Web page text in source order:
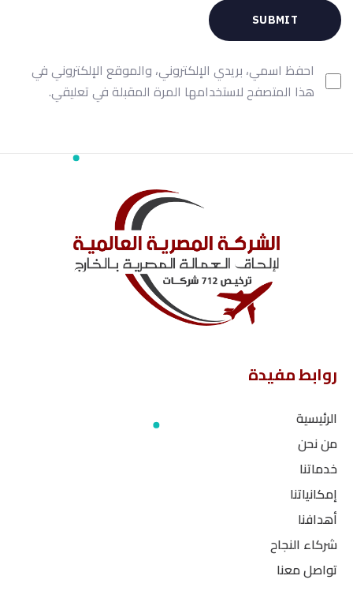
احفظ اسمي، بريدي الإلكتروني، والموقع الإلكتروني في
هذا المتصفح لاستخدامها المرة المقبلة في تعليقي.
روابط مفيدة
الرئيسية
من نحن
خدماتنا
إمكانياتنا
أهدافنا
شركاء النجاح
تواصل معنا